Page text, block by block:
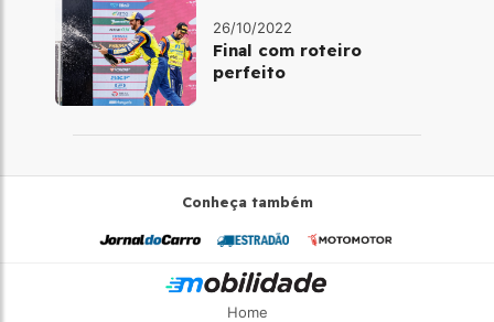
26/10/2022
Final com roteiro
perfeito
Conheça também
Home